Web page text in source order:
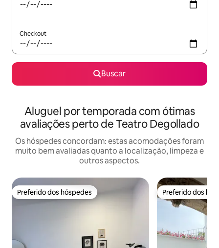
Checkout
Buscar
Aluguel por temporada com ótimas
avaliações perto de Teatro Degollado
Os hóspedes concordam: estas acomodações foram
muito bem avaliadas quanto a localização, limpeza e
outros aspectos.
Preferido dos hóspedes
Preferido dos hóspedes Preferido dos
Preferido dos